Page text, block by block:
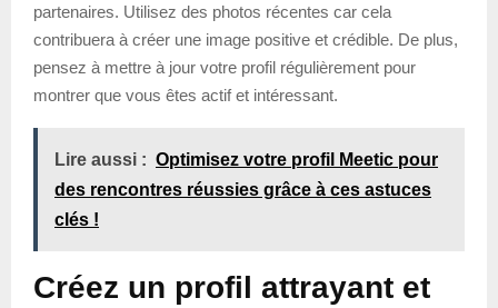
partenaires. Utilisez des photos récentes car cela
contribuera à créer une image positive et crédible. De plus,
pensez à mettre à jour votre profil régulièrement pour
montrer que vous êtes actif et intéressant.
Lire aussi : Optimisez votre profil Meetic pour
des rencontres réussies grâce à ces astuces
clés !
Créez un profil attrayant et